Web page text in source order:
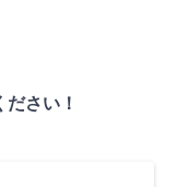
さい！